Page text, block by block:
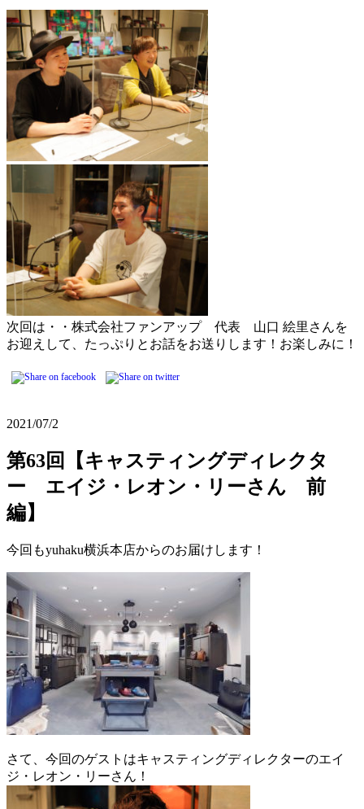
次回は・・株式会社ファンアップ 代表 山口 絵里さんを
お迎えして、たっぷりとお話をお送りします！お楽しみに！
2021/07/2
第63回【キャスティングディレクタ
ー エイジ・レオン・リーさん 前
編】
今回もyuhaku横浜本店からのお届けします！
さて、今回のゲストはキャスティングディレクターのエイ
ジ・レオン・リーさん！